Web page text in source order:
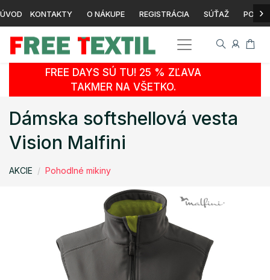
ÚVOD KONTAKTY O NÁKUPE REGISTRÁCIA SÚŤAŽ ›
FREE DAYS SÚ TU! 25 % ZĽAVA
TAKMER NA VŠETKO.
Dámska softshellová vesta
Vision Malfini
AKCIE Pohodlné mikiny